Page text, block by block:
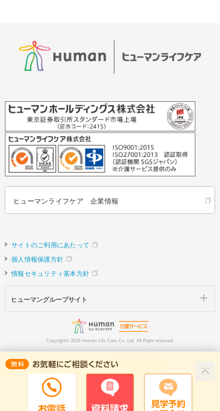
ヒューマンライフケア 企業情報
サイトのご利用にあたって
個人情報保護方針
情報セキュリティ基本方針
ヒューマングループサイト
Copyright© 2026 Human Life Care Co.,Ltd. All Right reserved.